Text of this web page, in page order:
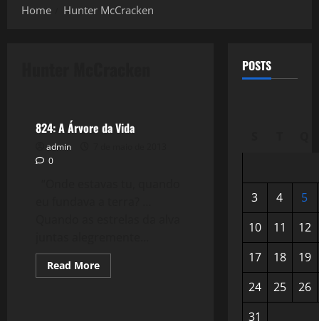
Home Hunter McCracken
824: A Árvore da Vida
admin
0
Read MoreRead
more
POSTS
3 4
5
10
11
12
17
18
19
24
25
26
31